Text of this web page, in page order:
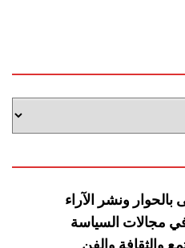
بالحوار ونشر الآراء
في مجالات السياسة